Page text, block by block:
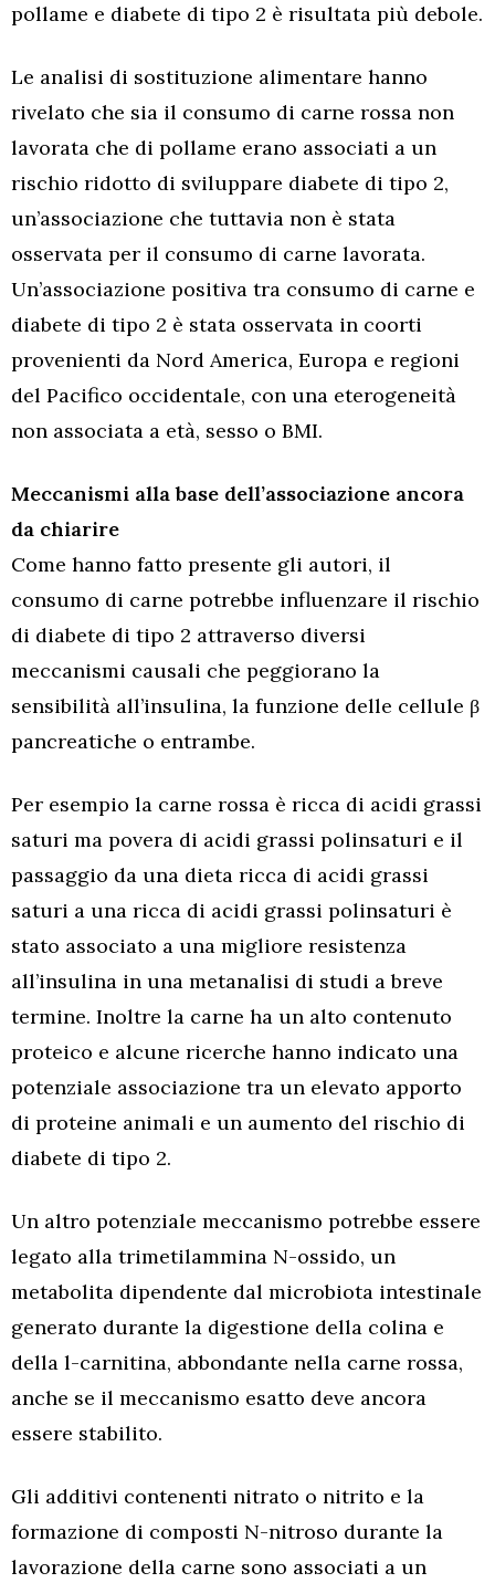
pollame e diabete di tipo 2 è risultata più debole.
Le analisi di sostituzione alimentare hanno
rivelato che sia il consumo di carne rossa non
lavorata che di pollame erano associati a un
rischio ridotto di sviluppare diabete di tipo 2,
un’associazione che tuttavia non è stata
osservata per il consumo di carne lavorata.
Un’associazione positiva tra consumo di carne e
diabete di tipo 2 è stata osservata in coorti
provenienti da Nord America, Europa e regioni
del Pacifico occidentale, con una eterogeneità
non associata a età, sesso o BMI.
Meccanismi alla base dell’associazione ancora
da chiarire
Come hanno fatto presente gli autori, il
consumo di carne potrebbe influenzare il rischio
di diabete di tipo 2 attraverso diversi
meccanismi causali che peggiorano la
sensibilità all’insulina, la funzione delle cellule β
pancreatiche o entrambe.
Per esempio la carne rossa è ricca di acidi grassi
saturi ma povera di acidi grassi polinsaturi e il
passaggio da una dieta ricca di acidi grassi
saturi a una ricca di acidi grassi polinsaturi è
stato associato a una migliore resistenza
all’insulina in una metanalisi di studi a breve
termine. Inoltre la carne ha un alto contenuto
proteico e alcune ricerche hanno indicato una
potenziale associazione tra un elevato apporto
di proteine ​​animali e un aumento del rischio di
diabete di tipo 2.
Un altro potenziale meccanismo potrebbe essere
legato alla trimetilammina N-ossido, un
metabolita dipendente dal microbiota intestinale
generato durante la digestione della colina e
della l-carnitina, abbondante nella carne rossa,
anche se il meccanismo esatto deve ancora
essere stabilito.
Gli additivi contenenti nitrato o nitrito e la
formazione di composti N-nitroso durante la
lavorazione della carne sono associati a un